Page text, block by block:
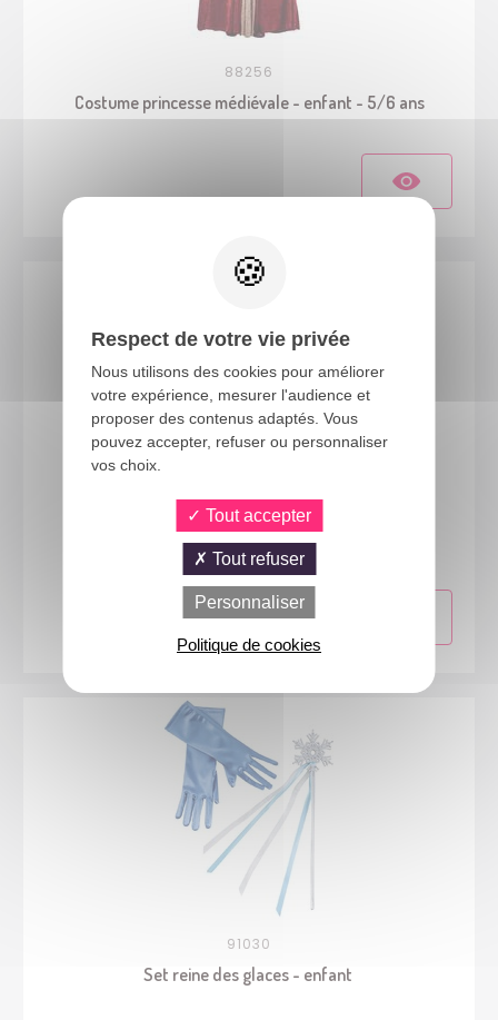
88256
Costume princesse médiévale - enfant - 5/6 ans
88257
Costume princesse médiévale - enfant - 7/9 ans
91030
Set reine des glaces - enfant
Respect de votre vie privée
Nous utilisons des cookies pour améliorer
votre expérience, mesurer l'audience et
proposer des contenus adaptés. Vous
pouvez accepter, refuser ou personnaliser
vos choix.
Tout accepter
Tout refuser
Personnaliser
Politique de cookies